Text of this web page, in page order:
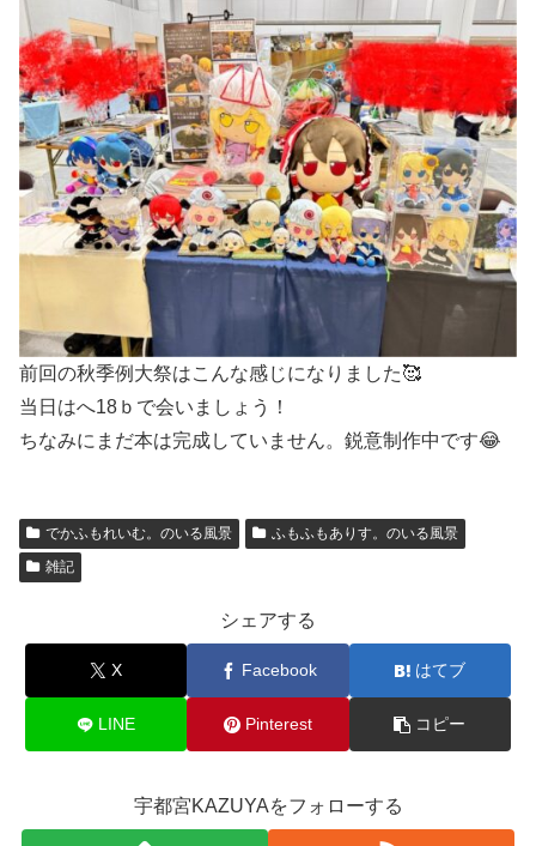
前回の秋季例大祭はこんな感じになりました🥰
当日はへ18ｂで会いましょう！
ちなみにまだ本は完成していません。鋭意制作中です😂
でかふもれいむ。のいる風景
ふもふもありす。のいる風景
雑記
シェアする
X Facebook はてブ
LINE Pinterest コピー
宇都宮KAZUYAをフォローする